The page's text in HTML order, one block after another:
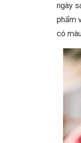
ngày
phẩm
có